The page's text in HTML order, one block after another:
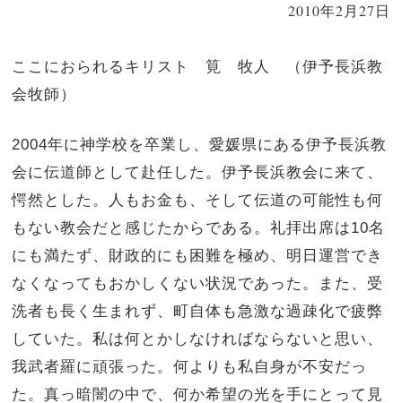
2010年2月27日
ここにおられるキリスト 筧 牧人 （伊予長浜教
会牧師）
2004年に神学校を卒業し、愛媛県にある伊予長浜教
会に伝道師として赴任した。伊予長浜教会に来て、
愕然とした。人もお金も、そして伝道の可能性も何
もない教会だと感じたからである。礼拝出席は10名
にも満たず、財政的にも困難を極め、明日運営でき
なくなってもおかしくない状況であった。また、受
洗者も長く生まれず、町自体も急激な過疎化で疲弊
していた。私は何とかしなければならないと思い、
我武者羅に頑張った。何よりも私自身が不安だっ
た。真っ暗闇の中で、何か希望の光を手にとって見